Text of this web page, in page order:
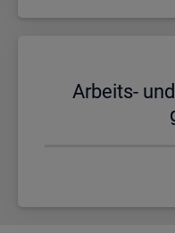
Ar­beits-